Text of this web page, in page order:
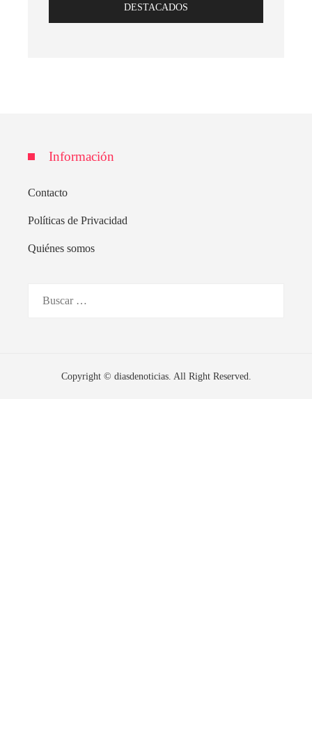
DESTACADOS
Información
Contacto
Políticas de Privacidad
Quiénes somos
Copyright © diasdenoticias. All Right Reserved.